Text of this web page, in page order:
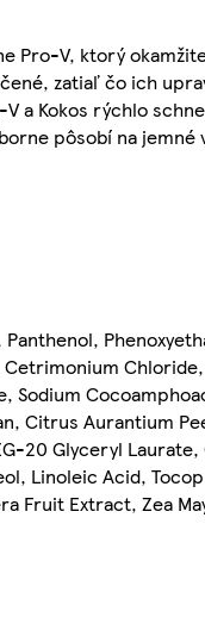
Pro-V, ktorý
zatiaľ čo ich
a Kokos rýchlo
pôsobí na jemné
Cetrimonium Chloride,
Sodium
Citrus Aurantium
20 Glyceryl
Linoleic Acid,
Fruit Extract, Zea